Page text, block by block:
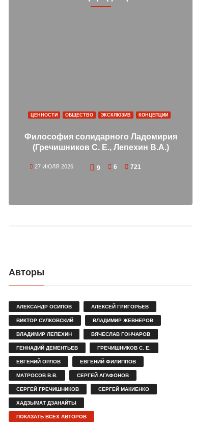
ЦЕННОСТИ ОБЩЕСТВО ЭКСКЛЮЗИВ КОНЦЕПЦИИ
Философия солидарного Ладомирия
(Гречишников С. Е., Лепехин В.А.)
27 ИЮЛЯ 2026 9 6 721
Авторы
АЛЕКСАНДР ОСИПОВ АЛЕКСЕЙ ГРИГОРЬЕВ
ВИКТОР СУЛКОВСКИЙ ВЛАДИМИР ЖЕВНЕРОВ
ВЛАДИМИР ЛЕПЕХИН ВЯЧЕСЛАВ ГОНЧАРОВ
ГЕННАДИЙ ДЕМЕНТЬЕВ ГРЕЧИШНИКОВ С. Е.
ЕВГЕНИЙ ОРЛОВ ЕВГЕНИЙ ФИЛИППОВ
МАТРОСОВ В.В. СЕРГЕЙ АГАФОНОВ
СЕРГЕЙ ГРЕЧИШНИКОВ СЕРГЕЙ МАКИЕНКО
ХАДЗЫМАТ ДЗАНАЙТЫ
ПОКАЗАТЬ ВСЕХ АВТОРОВ